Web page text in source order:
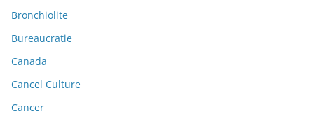
Bronchiolite
Bureaucratie
Canada
Cancel Culture
Cancer